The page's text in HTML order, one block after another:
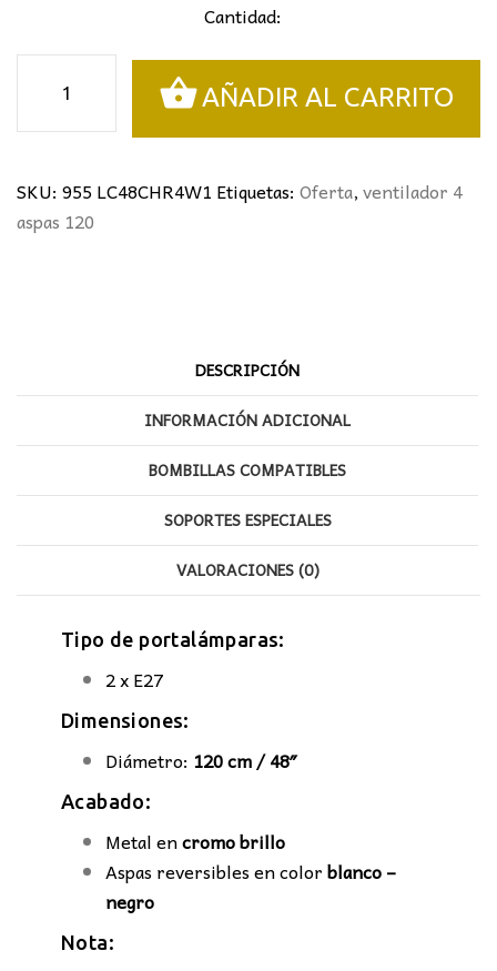
Cantidad:
Aspas
GARDEN
cantidad
AÑADIR AL CARRITO
SKU: 955 LC48CHR4W1 Etiquetas: Oferta,ventilador 4
aspas 120
DESCRIPCIÓN
INFORMACIÓN ADICIONAL
BOMBILLAS COMPATIBLES
SOPORTES ESPECIALES
VALORACIONES (0)
Tipo de portalámparas:
2 x E27
Dimensiones:
Diámetro: 120 cm / 48″
Acabado:
Metal encromo brillo
Aspas reversibles encolorblanco –
negro
Nota: